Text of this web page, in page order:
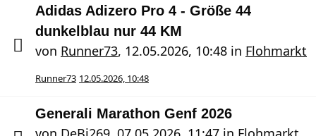
Adidas Adizero Pro 4 - Größe 44
dunkelblau nur 44 KM
von Runner73, 12.05.2026, 10:48 in Flohmarkt
Runner73 12.05.2026, 10:48
Generali Marathon Genf 2026